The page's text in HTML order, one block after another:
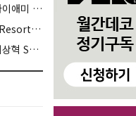
Brickell
Nan
LEE